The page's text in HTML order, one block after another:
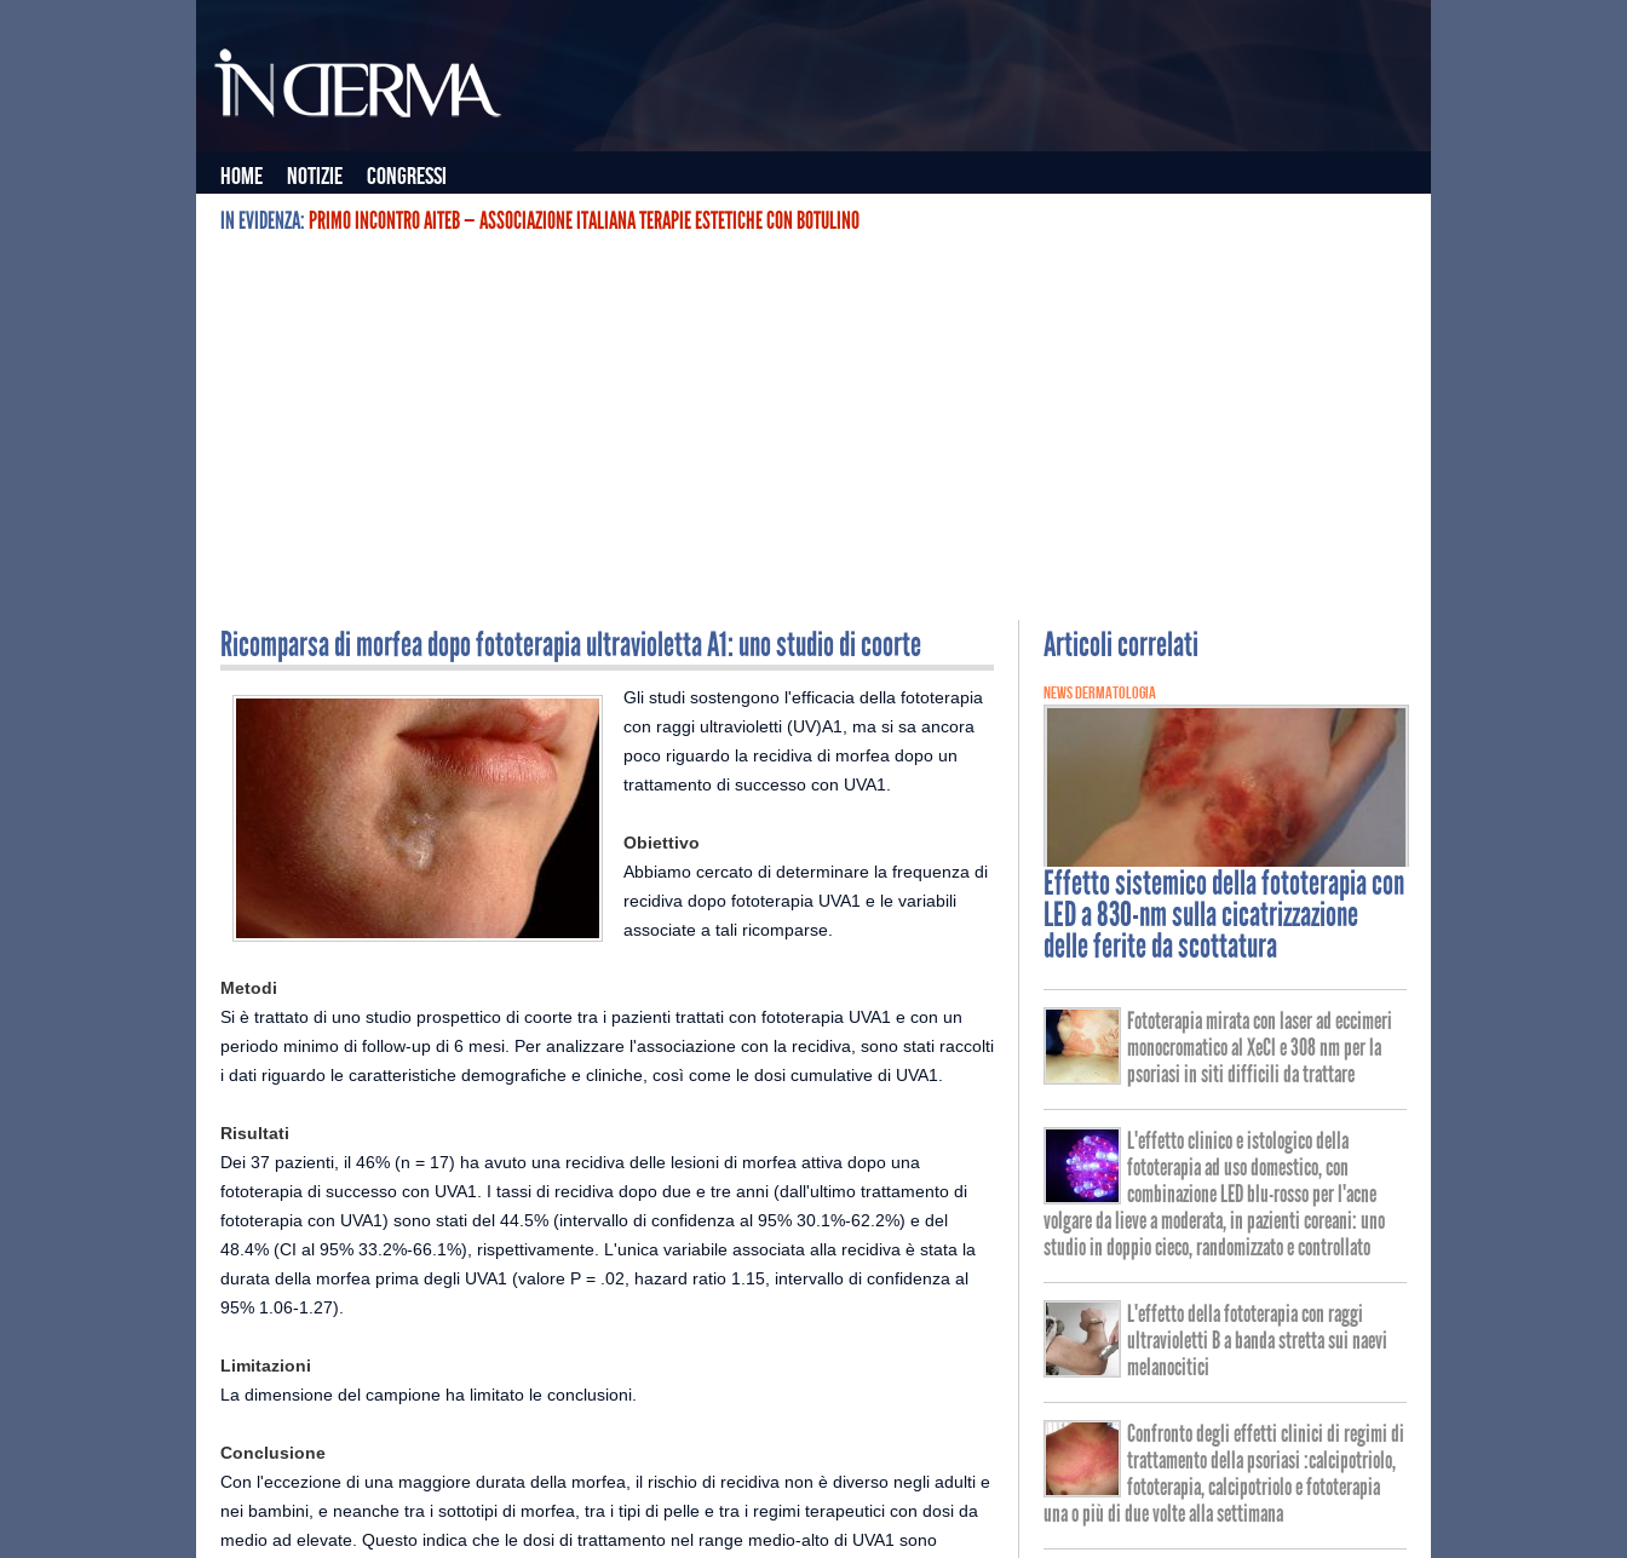
Home Notizie
Congressi
IN EVIDENZA:PRIMO INCONTRO AITEB — ASSOCIAZIONE ITALIANA TERAPIE ESTETICHE CON BOTULINO
Ricomparsa di morfea dopo fototerapia ultravioletta A1: uno studio di coorte
Gli studi sostengono l'efficacia della fototerapia
con raggi ultravioletti (UV)A1, ma si sa ancora
poco riguardo la recidiva di morfea dopo un
trattamento di successo con UVA1.
Obiettivo
Abbiamo cercato di determinare la frequenza di
recidiva dopo fototerapia UVA1 e le variabili
associate a tali ricomparse.
Metodi
Si è trattato di uno studio prospettico di coorte tra i pazienti trattati con fototerapia UVA1 e con un
periodo minimo di follow-up di 6 mesi. Per analizzare l'associazione con la recidiva, sono stati raccolti
i dati riguardo le caratteristiche demografiche e cliniche, così come le dosi cumulative di UVA1.
Risultati
Dei 37 pazienti, il 46% (n = 17) ha avuto una recidiva delle lesioni di morfea attiva dopo una
fototerapia di successo con UVA1. I tassi di recidiva dopo due e tre anni (dall'ultimo trattamento di
fototerapia con UVA1) sono stati del 44.5% (intervallo di confidenza al 95% 30.1%-62.2%) e del
48.4% (CI al 95% 33.2%-66.1%), rispettivamente. L'unica variabile associata alla recidiva è stata la
durata della morfea prima degli UVA1 (valore P = .02, hazard ratio 1.15, intervallo di confidenza al
95% 1.06-1.27).
Limitazioni
La dimensione del campione ha limitato le conclusioni.
Conclusione
Con l'eccezione di una maggiore durata della morfea, il rischio di recidiva non è diverso negli adulti e
nei bambini, e neanche tra i sottotipi di morfea, tra i tipi di pelle e tra i regimi terapeutici con dosi da
medio ad elevate. Questo indica che le dosi di trattamento nel range medio-alto di UVA1 sono
Articoli correlati
NEWS DERMATOLOGIA
Effettosistemico della fototerapia con
LED a 830-nm sulla cicatrizzazione
delle ferite da scottatura
Fototerapia mirata con laser ad eccimeri
monocromatico al XeCl e 308 nm per la
psoriasi in siti difficili da trattare
L'effetto clinico e istologico della
fototerapia ad uso domestico, con
combinazione LED blu-rosso per l'acne
volgare da lieve a moderata, in pazienti coreani: uno
studio in doppio cieco, randomizzato e controllato
L'effetto della fototerapia con raggi
ultravioletti B a banda stretta sui naevi
melanocitici
Confronto degli effetti clinici di regimi di
trattamento della psoriasi :calcipotriolo,
fototerapia, calcipotriolo e fototerapia
una o più di due volte alla settimana